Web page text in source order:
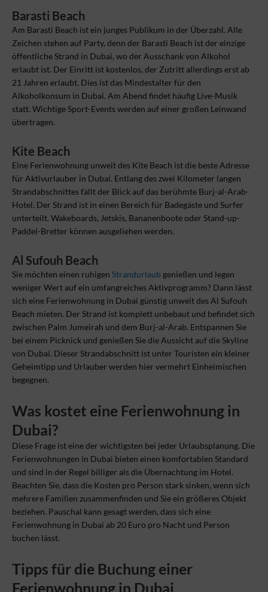
Barasti Beach
Am Barasti Beach ist ein junges Publikum in der Überzahl. Alle
Zeichen stehen auf Party, denn der Barasti Beach ist der einzige
öffentliche Strand in Dubai, wo der Ausschank von Alkohol
erlaubt ist. Der Einritt ist kostenlos, der Zutritt allerdings erst ab
21 Jahren erlaubt. Dies ist das Mindestalter für den
Alkoholkonsum in Dubai. Am Abend findet häufig Live-Musik
statt. Wichtige Sport-Events werden auf einer großen Leinwand
übertragen.
Kite Beach
Eine Ferienwohnung unweit des Kite Beach ist die beste Adresse
für Aktivurlauber in Dubai. Entlang des zwei Kilometer langen
Strandabschnittes fällt der Blick auf das berühmte Burj-al-Arab-
Hotel. Der Strand ist in einen Bereich für Badegäste und Surfer
unterteilt. Wakeboards, Jetskis, Bananenboote oder Stand-up-
Paddel-Bretter können ausgeliehen werden.
Al Sufouh Beach
Sie möchten einen ruhigen Strandurlaub genießen und legen
weniger Wert auf ein umfangreiches Aktivprogramm? Dann lässt
sich eine Ferienwohnung in Dubai günstig unweit des Al Sufouh
Beach mieten. Der Strand ist komplett unbebaut und befindet sich
zwischen Palm Jumeirah und dem Burj-al-Arab. Entspannen Sie
bei einem Picknick und genießen Sie die Aussicht auf die Skyline
von Dubai. Dieser Strandabschnitt ist unter Touristen ein kleiner
Geheimtipp und Urlauber werden hier vermehrt Einheimischen
begegnen.
Was kostet eine Ferienwohnung in
Dubai?
Diese Frage ist eine der wichtigsten bei jeder Urlaubsplanung. Die
Ferienwohnungen in Dubai bieten einen komfortablen Standard
und sind in der Regel billiger als die Übernachtung im Hotel.
Beachten Sie, dass die Kosten pro Person stark sinken, wenn sich
mehrere Familien zusammenfinden und Sie ein größeres Objekt
beziehen. Pauschal kann gesagt werden, dass sich eine
Ferienwohnung in Dubai ab 20 Euro pro Nacht und Person
buchen lässt.
Tipps für die Buchung einer
Ferienwohnung in Dubai